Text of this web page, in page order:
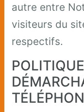
autre entre
visiteurs du
respectifs.